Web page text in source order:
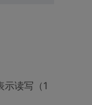
示读写（1